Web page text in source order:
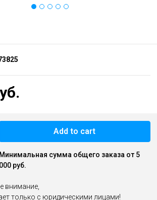
Add to cart
Минимальная сумма общего заказа от 5
000 руб.
внимание,
только с юридическими лицами!